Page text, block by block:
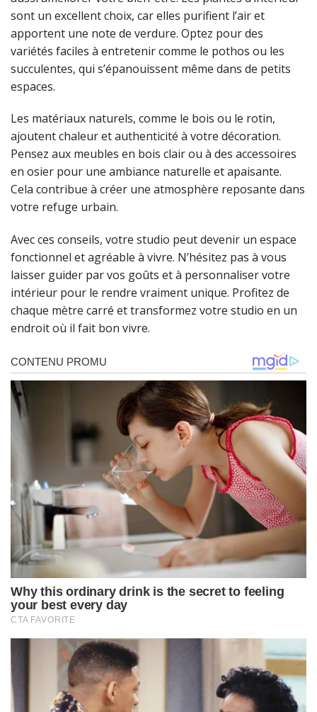
sont un excellent choix, car elles purifient l’air et
apportent une note de verdure. Optez pour des
variétés faciles à entretenir comme le pothos ou les
succulentes, qui s’épanouissent même dans de petits
espaces.
Les matériaux naturels, comme le bois ou le rotin,
ajoutent chaleur et authenticité à votre décoration.
Pensez aux meubles en bois clair ou à des accessoires
en osier pour une ambiance naturelle et apaisante.
Cela contribue à créer une atmosphère reposante dans
votre refuge urbain.
Avec ces conseils, votre studio peut devenir un espace
fonctionnel et agréable à vivre. N’hésitez pas à vous
laisser guider par vos goûts et à personnaliser votre
intérieur pour le rendre vraiment unique. Profitez de
chaque mètre carré et transformez votre studio en un
endroit où il fait bon vivre.